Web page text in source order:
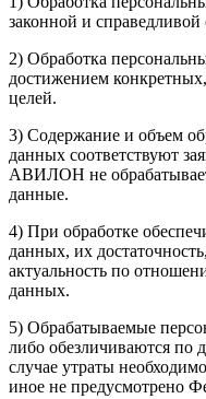
законной и справедливой
2) Обработка
достижением
целей.
3) Содержание и объем
данных соответствуют
АВИЛОН не
данные.
4) При обработке
данных, их
актуальность по
данных.
5) Обрабатываемые
либо обезличиваются по
случае утраты
иное не предусмотрено